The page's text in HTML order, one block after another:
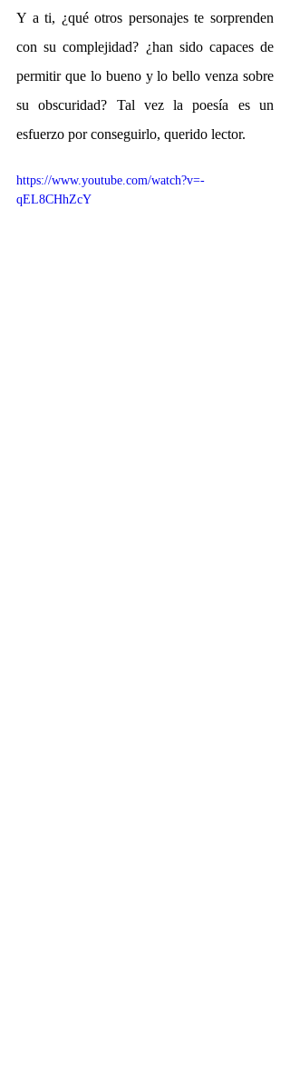
Y a ti, ¿qué otros personajes te sorprenden
con su complejidad? ¿han sido capaces de
permitir que lo bueno y lo bello venza sobre
su obscuridad? Tal vez la poesía es un
esfuerzo por conseguirlo, querido lector.
https://www.youtube.com/watch?v=-
qEL8CHhZcY